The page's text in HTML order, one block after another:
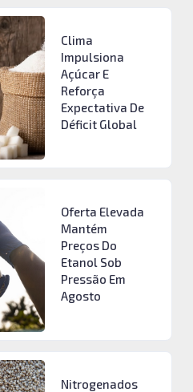
Clima
Impulsiona
Açúcar E
Reforça
Expectativa De
Déficit Global
Oferta Elevada
Mantém
Preços Do
Etanol Sob
Pressão Em
Agosto
Nitrogenados